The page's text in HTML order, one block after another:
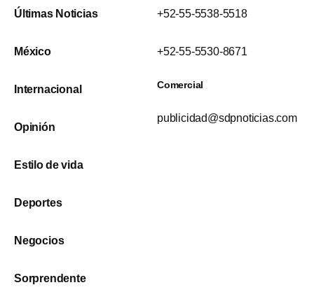
Últimas Noticias
México
Internacional
Opinión
Estilo de vida
Deportes
Negocios
Sorprendente
+52-55-5538-5518
+52-55-5530-8671
Comercial
publicidad@sdpnoticias.com